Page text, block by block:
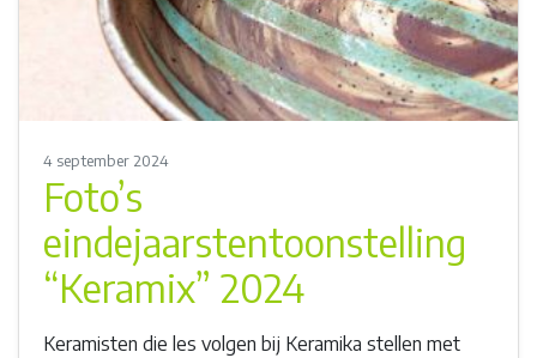
4 september 2024
Foto’s
eindejaarstentoonstelling
“Keramix” 2024
Keramisten die les volgen bij Keramika stellen met